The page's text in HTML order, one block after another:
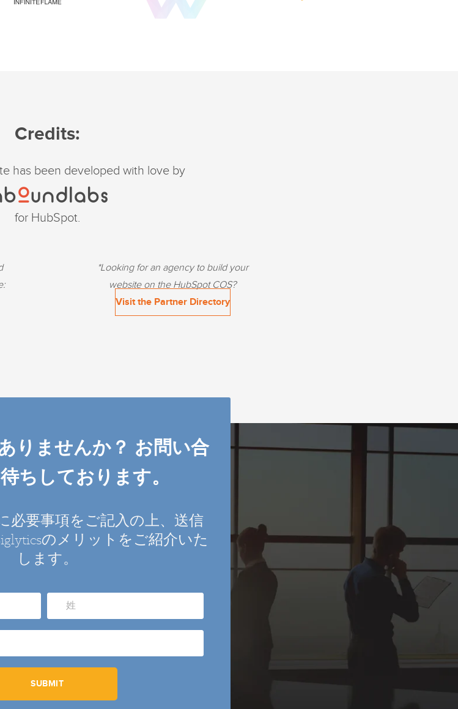
Credits:
has been developed with love by
for HubSpot.
*Looking for an agency to build your
website on the HubSpot COS?
Visit the Partner Directory
りませんか？ お問い合
ちしております。
必要事項をご記入の上、送信
のメリットをご紹介いた
します。